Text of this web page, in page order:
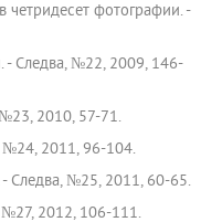
четридесет фотографии. -
- Следва, №22, 2009, 146-
2010, 57-71.
№24, 2011, 96-104.
Следва, №25, 2011, 60-65.
№27, 2012, 106-111.